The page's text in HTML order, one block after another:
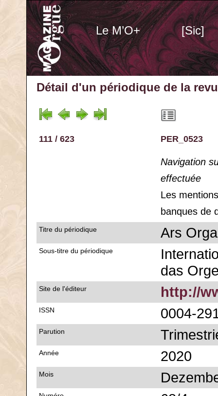
Le M’O+ [Sic]
Détail d'un périodique de la
111 / 623 PER_0523
Navigation
effectuée
Les
banques de
Titre du périodique Ars
Sous-titre du périodique
das
Site de l'éditeur http://
ISSN 0004-
Parution
Année 2020
Mois